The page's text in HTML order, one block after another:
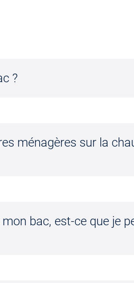
?
ménagères sur la
bac, est-ce que je